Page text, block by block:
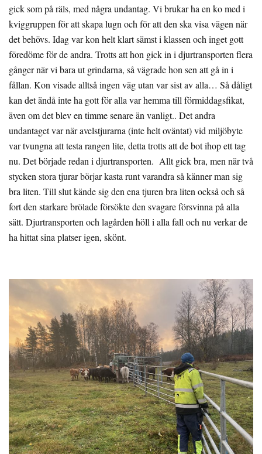
gick som på räls, med några undantag. Vi brukar ha en ko med i
kviggruppen för att skapa lugn och för att den ska visa vägen när
det behövs. Idag var kon helt klart sämst i klassen och inget gott
föredöme för de andra. Trotts att hon gick in i djurtransporten flera
gånger när vi bara ut grindarna, så vägrade hon sen att gå in i
fållan. Kon visade alltså ingen väg utan var sist av alla… Så dåligt
kan det ändå inte ha gott för alla var hemma till förmiddagsfikat,
även om det blev en timme senare än vanligt.. Det andra
undantaget var när avelstjurarna (inte helt oväntat) vid miljöbyte
var tvungna att testa rangen lite, detta trotts att de bot ihop ett tag
nu. Det började redan i djurtransporten. Allt gick bra, men när två
stycken stora tjurar börjar kasta runt varandra så känner man sig
bra liten. Till slut kände sig den ena tjuren bra liten också och så
fort den starkare brölade försökte den svagare försvinna på alla
sätt. Djurtransporten och lagården höll i alla fall och nu verkar de
ha hittat sina platser igen, skönt.